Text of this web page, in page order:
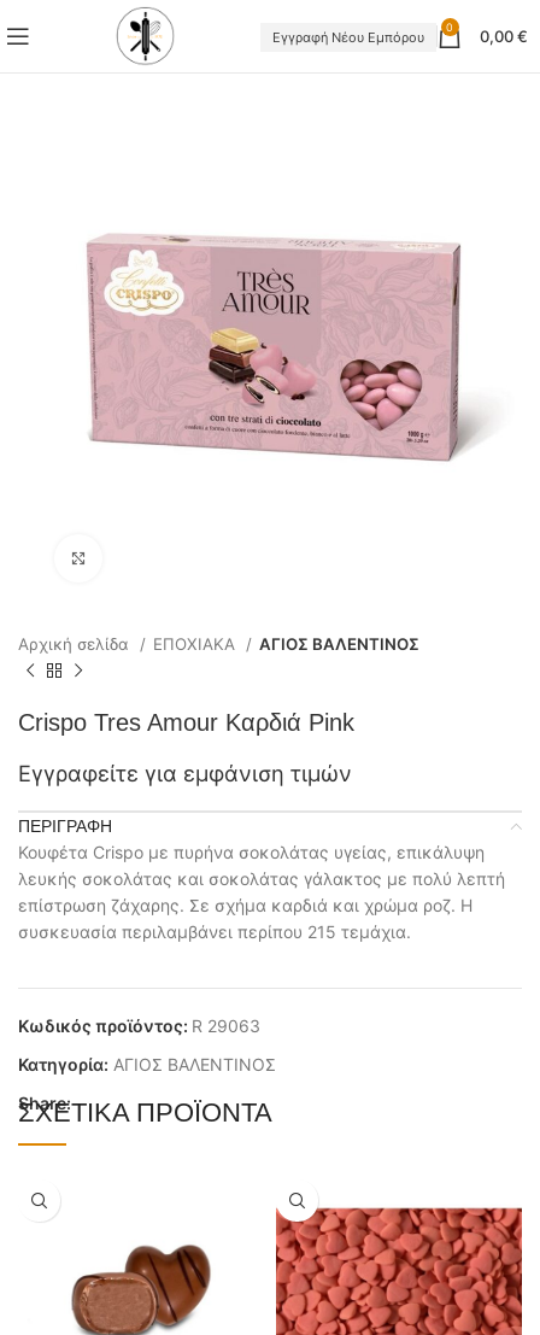
Εγγραφή Νέου Εμπόρου
0 0,00€
Αρχική σελίδα ΕΠΟΧΙΑΚΑ ΑΓΙΟΣ ΒΑΛΕΝΤΙΝΟΣ
Crispo Tres Amour Καρδιά Pink
Εγγραφείτε για εμφάνιση τιμών
ΠΕΡΙΓΡΑΦΉ
Κουφέτα Crispo με πυρήνα σοκολάτας υγείας, επικάλυψη
λευκής σοκολάτας και σοκολάτας γάλακτος με πολύ λεπτή
επίστρωση ζάχαρης. Σε σχήμα καρδιά και χρώμα ροζ. Η
συσκευασία περιλαμβάνει περίπου 215 τεμάχια.
Κωδικός προϊόντος: R 29063
Κατηγορία: ΑΓΙΟΣ ΒΑΛΕΝΤΙΝΟΣ
Share:
ΣΧΕΤΙΚΆ ΠΡΟΪΌΝΤΑ